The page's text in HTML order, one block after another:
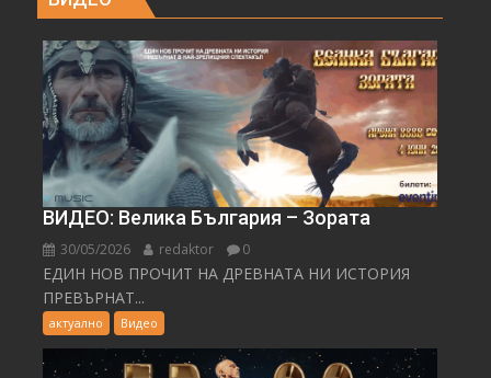
ВИДЕО: Велика България – Зората
30/05/2026 redaktor 0
ЕДИН НОВ ПРОЧИТ НА ДРЕВНАТА НИ ИСТОРИЯ
ПРЕВЪРНАТ...
актуално Видео